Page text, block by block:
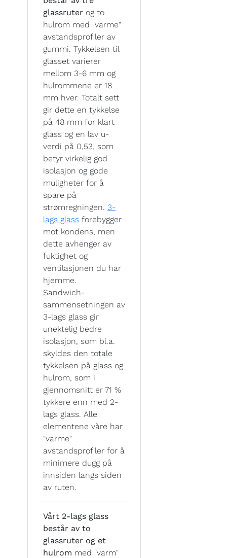
glassruter og to
hulrom med "varme"
avstandsprofiler av
gummi. Tykkelsen til
glasset varierer
mellom 3-6 mm og
hulrommene er 18
mm hver. Totalt sett
gir dette en tykkelse
på 48 mm for klart
glass og en lav u-
verdi på 0,53, som
betyr virkelig god
isolasjon og gode
muligheter for å
spare på
strømregningen. 3-
lags glass forebygger
mot kondens, men
dette avhenger av
fuktighet og
ventilasjonen du har
hjemme.
Sandwich-
sammensetningen av
3-lags glass gir
unektelig bedre
isolasjon, som bl.a.
skyldes den totale
tykkelsen på glass og
hulrom, som i
gjennomsnitt er 71 %
tykkere enn med 2-
lags glass. Alle
elementene våre har
"varme"
avstandsprofiler for å
minimere dugg på
innsiden langs siden
av ruten.
Vårt 2-lags glass
består av to
glassruter og et
hulrom med "varm"